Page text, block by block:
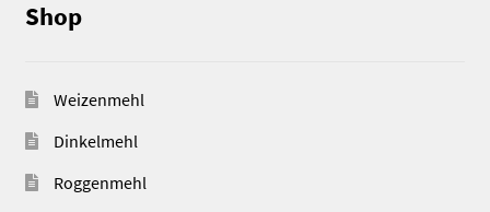
Shop
Weizenmehl
Dinkelmehl
Roggenmehl